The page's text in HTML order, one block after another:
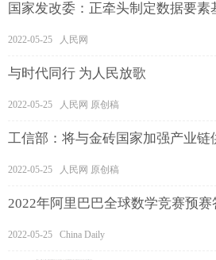
国家发改委：正牵头制定数据要素
2022-05-25 人民网
与时代同行 为人民放歌
2022-05-25 人民网 原创稿
工信部：将与金砖国家加强产业链
2022-05-25 人民网 原创稿
2022年阿里巴巴全球数学竞赛预赛
2022-05-25 China Daily